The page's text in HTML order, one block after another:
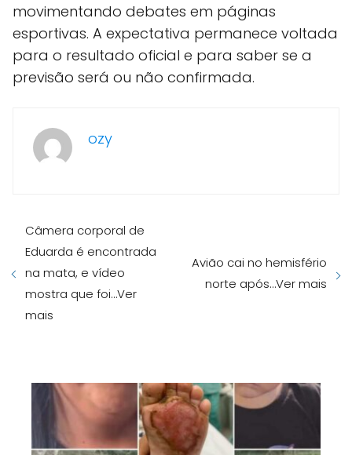
movimentando debates em páginas
esportivas. A expectativa permanece voltada
para o resultado oficial e para saber se a
previsão será ou não confirmada.
ozy
Câmera corporal de
Eduarda é encontrada
na mata, e vídeo
mostra que foi…Ver
mais
Avião cai no hemisfério
norte após…Ver mais